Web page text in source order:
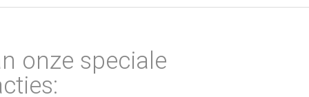
onze speciale